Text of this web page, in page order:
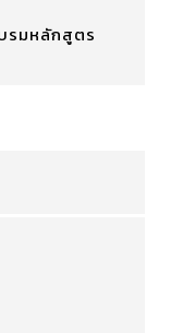
รมหลักสูตร